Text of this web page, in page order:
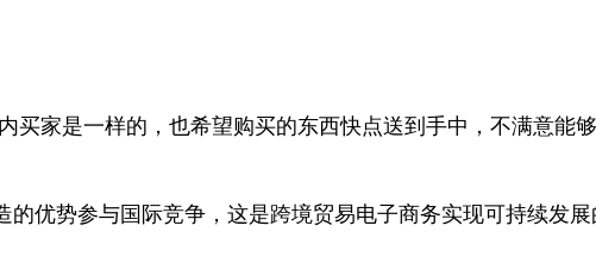
买家是一样的，也希望购买的东西快点送到手中，不满意能
优势参与国际竞争，这是跨境贸易电子商务实现可持续发展